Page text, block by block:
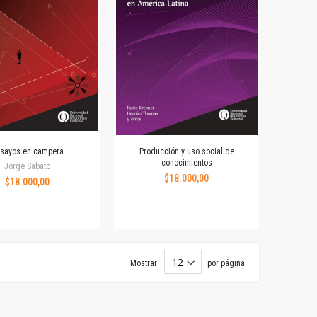
en campera
Jorge Sabato
$18.000,00
Producción y uso social de
conocimientos
$18.000,00
Mostrar por página